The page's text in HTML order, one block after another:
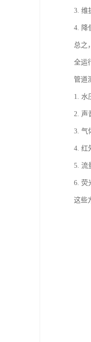
3. 维
4. 降
总之
全运
管道
1. 水
2. 声
3. 气
4. 红
5. 流
6. 荧
这些